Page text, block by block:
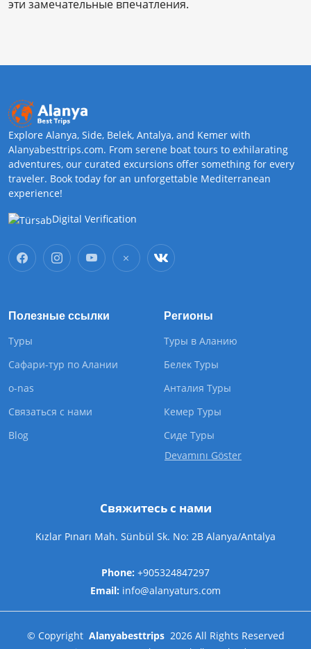
эти замечательные впечатления.
Explore Alanya, Side, Belek, Antalya, and Kemer with
Alanyabesttrips.com. From serene boat tours to exhilarating
adventures, our curated excursions offer something for every
traveler. Book today for an unforgettable Mediterranean
experience!
Digital Verification
Полезные ссылки
Туры
Сафари-тур по Алании
o-nas
Связаться с нами
Blog
Регионы
Туры в Аланию
Белек Туры
Анталия Туры
Кемер Туры
Cиде Туры
Devamını Göster
Свяжитесь с нами
Kızlar Pınarı Mah. Sünbül Sk. No: 2B Alanya/Antalya
Phone: +905324847297
Email: info@alanyaturs.com
© Copyright Alanyabesttrips 2026 All Rights Reserved